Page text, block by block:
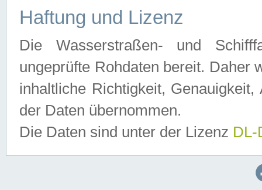
Haftung und Lizenz
Die Wasserstraßen- und
ungeprüfte Rohdaten bereit. Daher
inhaltliche Richtigkeit,
der Daten übernommen.
Die Daten sind unter der Lizenz